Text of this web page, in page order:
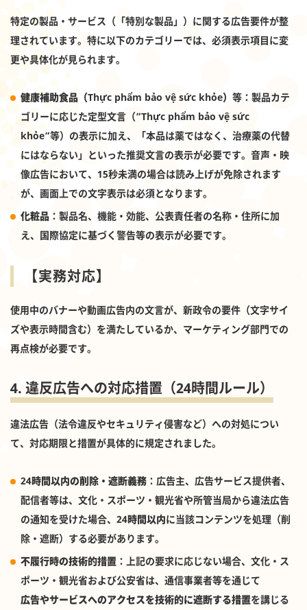
特定の製品・サービス（「特別な製品」）に関する広告要件が整
理されています。特に以下のカテゴリーでは、必須表示項目に変
更や具体化が見られます。
健康補助食品（Thực phẩm bảo vệ sức khỏe） 等：製品カテ
ゴリーに応じた定型文言（”Thực phẩm bảo vệ sức
khỏe”等）の表示に加え、「本品は薬ではなく、治療薬の代替
にはならない」といった推奨文言の表示が必要です。音声・映
像広告において、15秒未満の場合は読み上げが免除されます
が、画面上での文字表示は必須となります。
化粧品 ：製品名、機能・効能、公表責任者の名称・住所に加
え、国際協定に基づく警告等の表示が必要です。
【実務対応】
使用中のバナーや動画広告内の文言が、新政令の要件（文字サイ
ズや表示時間含む）を満たしているか、マーケティング部門での
再点検が必要です。
4. 違反広告への対応措置（24時間ルール）
違法広告（法令違反やセキュリティ侵害など）への対処につい
て、対応期限と措置が具体的に規定されました。
24時間以内の削除・遮断義務 ：広告主、広告サービス提供者、
配信者等は、文化・スポーツ・観光省や所管当局から違法広告
の通知を受けた場合、 24時間以内に当該コンテンツを処理（削
除・遮断）する必要があります。
不履行時の技術的措置 ：上記の要求に応じない場合、文化・ス
ポーツ・観光省および公安省は、通信事業者等を通じて
広告やサービスへのアクセスを技術的に遮断する措置を講じる